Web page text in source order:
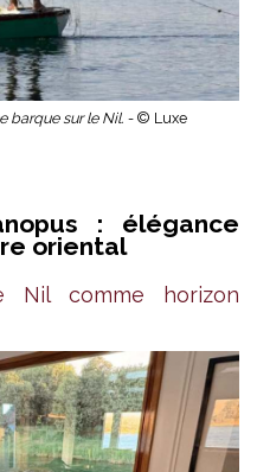
barque sur le Nil. - © Luxe
: élégance
oriental
comme horizon